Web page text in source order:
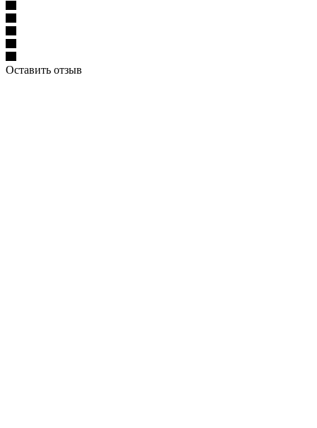
Оставить отзыв